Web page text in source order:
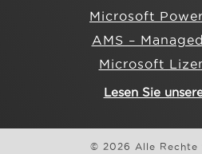
Microsoft
AMS –
Microsoft
Lesen Sie
© 2026 Alle Rechte